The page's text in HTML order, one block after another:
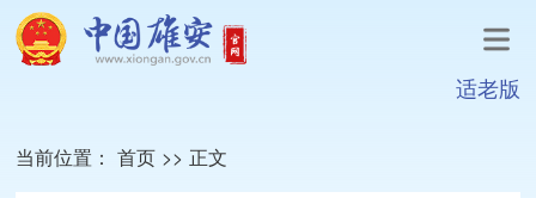
适老版
当前位置： 首页 >> 正文